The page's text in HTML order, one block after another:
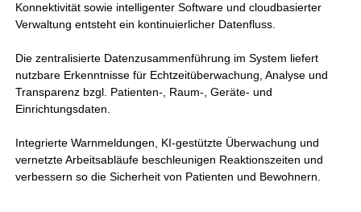
Konnektivität sowie intelligenter Software und cloudbasierter
Verwaltung entsteht ein kontinuierlicher Datenfluss.
Die zentralisierte Datenzusammenführung im System liefert
nutzbare Erkenntnisse für Echtzeitüberwachung, Analyse und
Transparenz bzgl. Patienten-, Raum-, Geräte- und
Einrichtungsdaten.
Integrierte Warnmeldungen, KI-gestützte Überwachung und
vernetzte Arbeitsabläufe beschleunigen Reaktionszeiten und
verbessern so die Sicherheit von Patienten und Bewohnern.